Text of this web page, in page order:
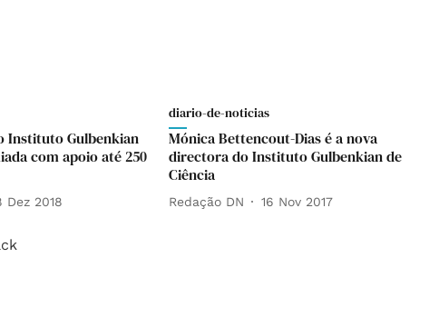
Instituto Gulbenkian
com apoio até 250
Dez 2018
diario-de-noticias
Mónica Bettencout-Dias é a nova
directora do Instituto Gulbenkian de
Ciência
Redação DN 16 Nov 2017